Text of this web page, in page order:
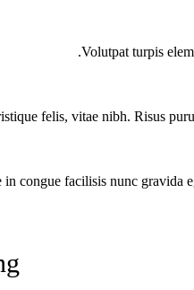
Volutpat turpis
felis, vitae nibh. Risus
congue facilisis nunc gravida